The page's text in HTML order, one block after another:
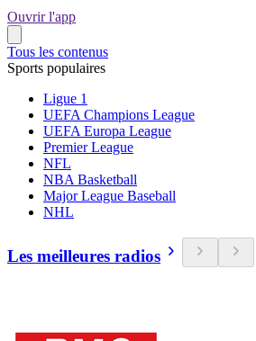
Ouvrir l'app
Tous les contenus
Sports populaires
Ligue 1
UEFA Champions League
UEFA Europa League
Premier League
NFL
NBA Basketball
Major League Baseball
NHL
Les meilleures radios